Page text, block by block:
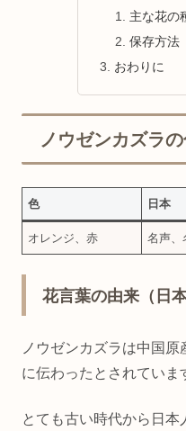
主な花の
保存方法
おわりに
ノウゼンカズラ
色 日本
オレンジ、赤 名声、
花言葉の由来（日本
ノウゼンカズラは中国
に伝わったとされていま
とても古い時代から日本